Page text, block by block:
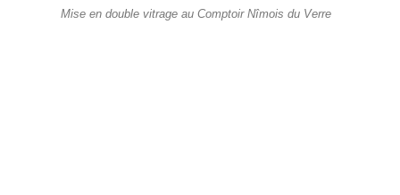
Mise en double vitrage au Comptoir Nîmois du Verre